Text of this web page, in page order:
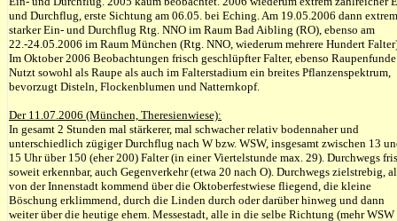
und Durchflug, erste Sichtung am 06.05. bei Eching. Am 19.05.2006 dann extrem
starker Ein- und Durchflug Rtg. NNO im Raum Bad Aibling (RO), ebenso am
22.-24.05.2006 im Raum München (Rtg. NNO, wiederum mehrere Hundert
Im Oktober 2006 Beobachtungen frisch geschlüpfter Falter, ebenso
Nutzt sowohl als Raupe als auch im Falterstadium ein breites Pflanzenspektrum,
bevorzugt Disteln, Flockenblumen und Natternkopf.
Der 11.07.2006 (München, Theresienwiese):
In gesamt 2 Stunden mal stärkerer, mal schwacher relativ bodennaher und
unterschiedlich zügiger Durchflug nach W bzw. WSW, insgesamt zwischen 13
15 Uhr über 150 (eher 200) Falter (in einer Viertelstunde max. 29). Durchwegs
soweit erkennbar, auch Gegenverkehr (etwa 20 nach O). Durchwegs zielstrebig,
von der Innenstadt kommend über die Oktoberfestwiese fliegend, die kleine
Böschung erklimmend, durch die Linden durch oder darüber hinweg und dann
weiter über die heutige ehem. Messestadt, alle in die selbe Richtung (mehr WSW